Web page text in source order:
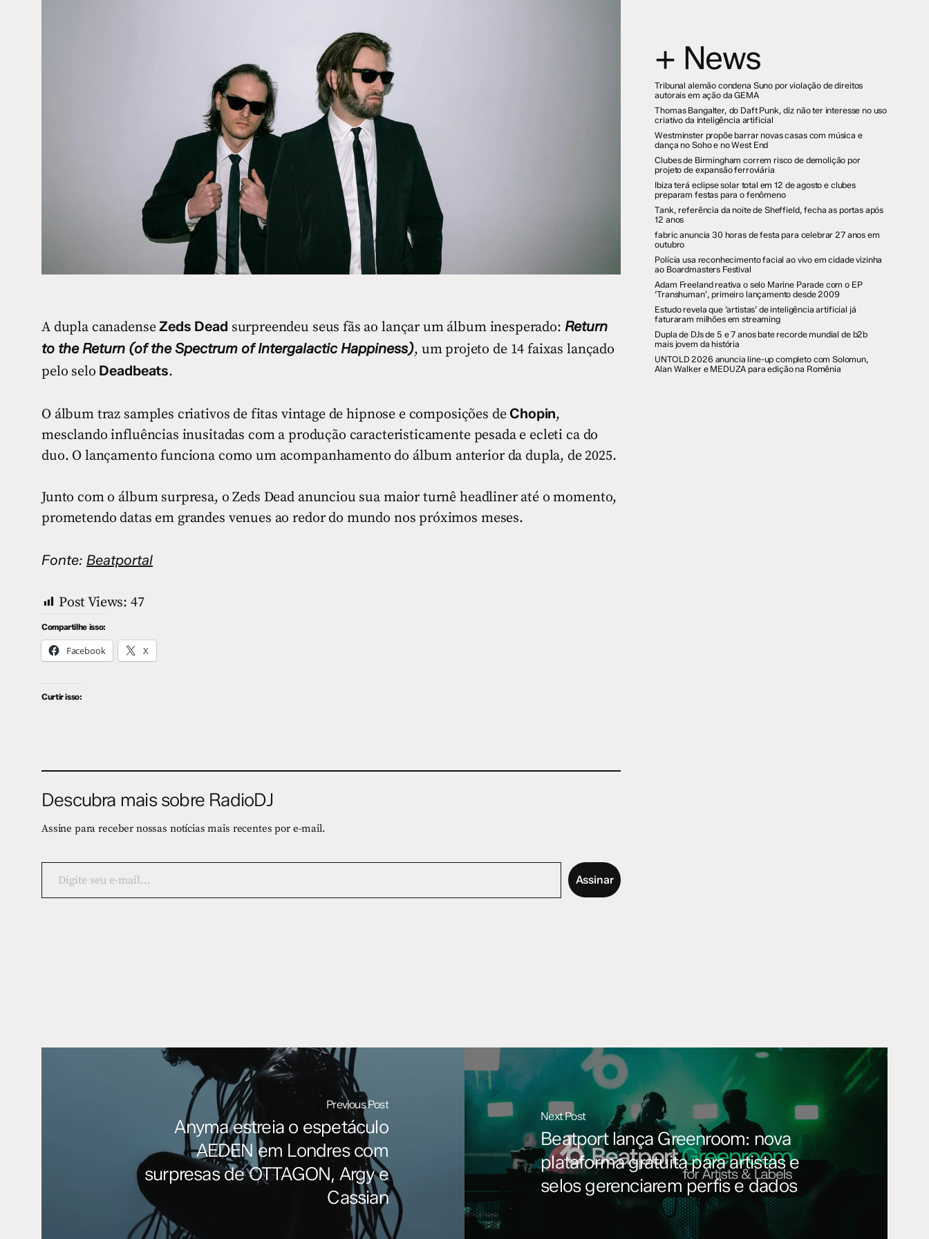
A dupla canadenseZeds Dead surpreendeu seus fãs ao lançar um álbum inesperado: Return
to the Return (of the Spectrum of Intergalactic Happiness), um projeto de 14 faixas lançado
pelo selo Deadbeats.
O álbum traz samples criativos de fitas vintage de hipnose e composições de Chopin,
mesclando influências inusitadas com a produção caracteristicamente pesada e ecleti ca do
duo. O lançamento funciona como um acompanhamento do álbum anterior da dupla, de 2025.
Junto com o álbum surpresa, o Zeds Dead anunciou sua maior turnê headliner até o momento,
prometendo datas em grandes venues ao redor do mundo nos próximos meses.
Fonte: Beatportal
Post Views: 47
Compartilhe isso:
Facebook X
Curtir isso:
Descubra mais sobre RadioDJ
Assine para receber nossas notícias mais recentes por e-mail.
Digite
Assinar
+ News
Tribunal alemão condena Suno por violação de direitos
autorais em ação da GEMA
Thomas Bangalter, do Daft Punk, diz não ter interesse no uso
criativo da inteligência artificial
Westminster propõe barrar novas casas com música e
dança no Soho e no West End
Clubes de Birmingham correm risco de demolição por
projeto de expansão ferroviária
Ibiza terá eclipse solar total em 12 de agosto e clubes
preparam festas para o fenômeno
Tank, referência da noite de Sheffield, fecha as portas após
12 anos
fabric anuncia 30 horas de festa para celebrar 27 anos em
outubro
Polícia usa reconhecimento facial ao vivo em cidade vizinha
ao Boardmasters Festival
Adam Freeland reativa o selo Marine Parade com o EP
‘Transhuman’, primeiro lançamento desde 2009
Estudo revela que ‘artistas’ de inteligência artificial já
faturaram milhões em streaming
Dupla de DJs de 5 e 7 anos bate recorde mundial de b2b
mais jovem da história
UNTOLD 2026 anuncia line-up completo com Solomun,
Alan Walker e MEDUZA para edição na Romênia
Previous Post
Anyma estreia o espetáculo
AEDEN em Londres com
surpresas de OTTAGON, Argy e
Cassian
Next Post
Beatport lança Greenroom: nova
plataforma gratuita para artistas e
selos gerenciarem perfis e dados